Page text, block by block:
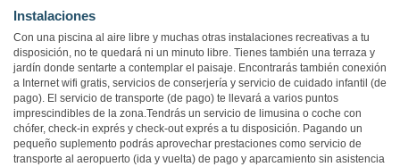
Instalaciones
Con una piscina al aire libre y muchas otras instalaciones recreativas a tu
disposición, no te quedará ni un minuto libre. Tienes también una terraza y
jardín donde sentarte a contemplar el paisaje. Encontrarás también conexión
a Internet wifi gratis, servicios de conserjería y servicio de cuidado infantil (de
pago). El servicio de transporte (de pago) te llevará a varios puntos
imprescindibles de la zona.Tendrás un servicio de limusina o coche con
chófer, check-in exprés y check-out exprés a tu disposición. Pagando un
pequeño suplemento podrás aprovechar prestaciones como servicio de
transporte al aeropuerto (ida y vuelta) de pago y aparcamiento sin asistencia